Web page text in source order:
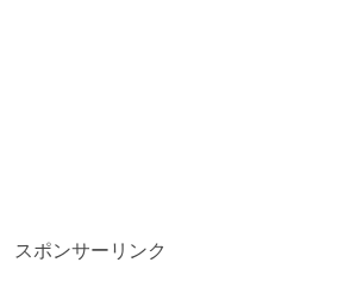
スポンサーリンク